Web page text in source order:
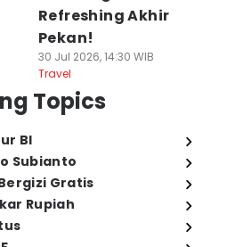
Refreshing Akhir
Pekan!
30 Jul 2026, 14:30 WIB
Travel
Topics
BI
Subianto
Gratis
Rupiah